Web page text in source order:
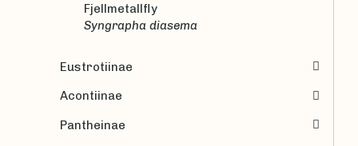
Fjellmetallfly
Syngrapha diasema
Eustrotiinae
Acontiinae
Pantheinae